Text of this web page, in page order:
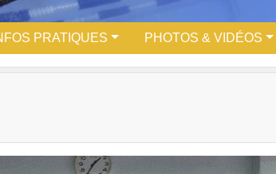
PRATIQUES PHOTOS & VIDÉOS